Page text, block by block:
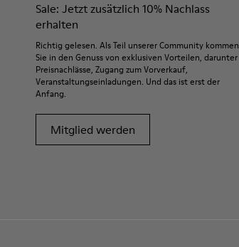
Sale: Jetzt zusätzlich 10% Nachlass
erhalten
Richtig gelesen. Als Teil unserer Community kommen
Sie in den Genuss von exklusiven Vorteilen, darunter
Preisnachlässe, Zugang zum Vorverkauf,
Veranstaltungseinladungen. Und das ist erst der
Anfang.
Mitglied werden